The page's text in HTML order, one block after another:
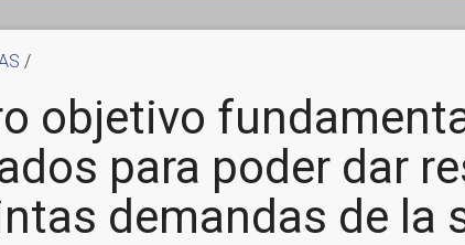
/
objetivo
para poder dar
demandas de la